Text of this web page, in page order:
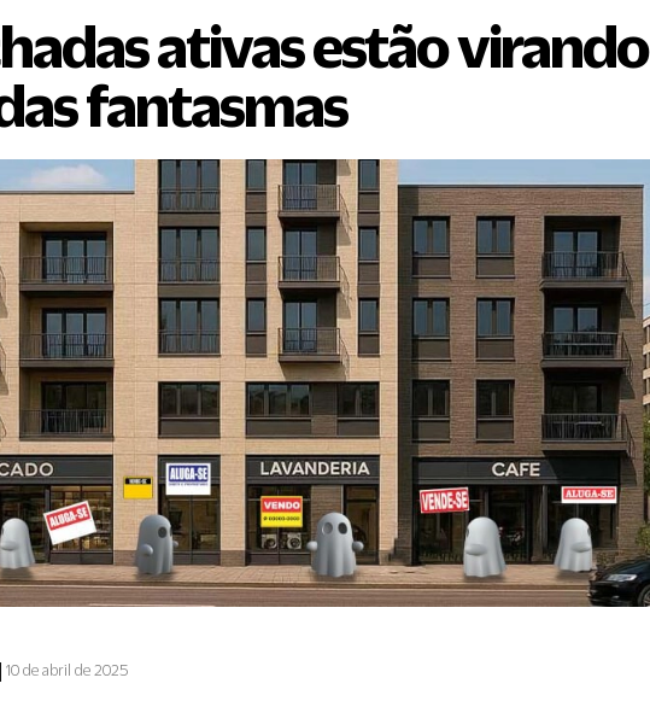
ativas estão virando
fantasmas
| 10 de abril de 2025